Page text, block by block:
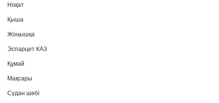
Ноқат
Қыша
Жоңышқа
Эспарцет КАЗ
Құмай
Мақсары
Судан шөбі